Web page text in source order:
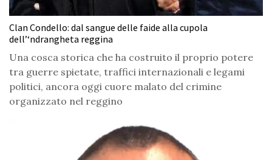
Clan Condello: dal sangue delle faide alla cupola
dell’‘ndrangheta reggina
Una cosca storica che ha costruito il proprio potere
tra guerre spietate, traffici internazionali e legami
politici, ancora oggi cuore malato del crimine
organizzato nel reggino